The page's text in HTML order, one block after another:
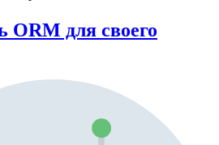
ORM для своего